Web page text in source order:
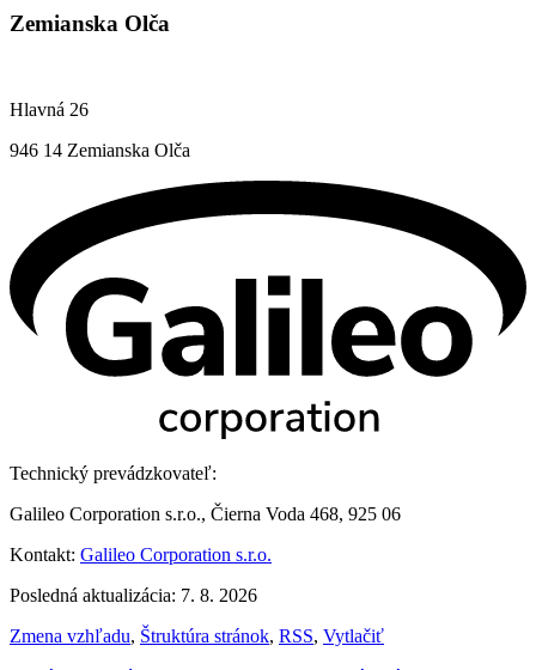
Zemianska Olča
Hlavná 26
946 14 Zemianska Olča
Technický prevádzkovateľ:
Galileo Corporation s.r.o., Čierna Voda 468, 925 06
Kontakt: Galileo Corporation s.r.o.
Posledná aktualizácia: 7. 8. 2026
Zmena vzhľadu, Štruktúra stránok, RSS, Vytlačiť